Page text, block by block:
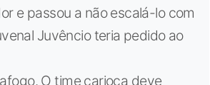
e passou a não escalá-lo com
Juvêncio teria pedido ao
O time carioca deve